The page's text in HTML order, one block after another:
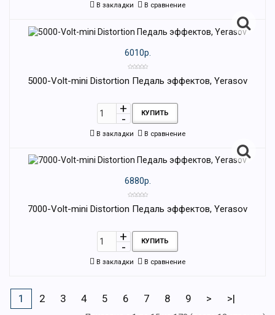
В закладки В сравнение
6010р.
5000-Volt-mini Distortion Педаль эффектов, Yerasov
КУПИТЬ
В закладки В сравнение
6880р.
7000-Volt-mini Distortion Педаль эффектов, Yerasov
КУПИТЬ
В закладки В сравнение
1 2 3 4 5 6 7 8 9 > >|